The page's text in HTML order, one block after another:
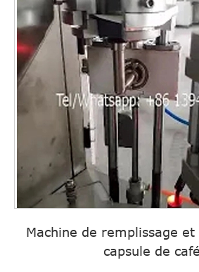
Machine de remplissage et
capsule de